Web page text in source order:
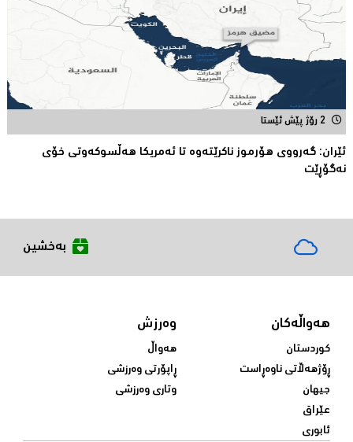
2 رۆژ پێش ئێستا
ئێران: گەرووی هۆرموز ناكرێتەوە تا ئەمریكا هەڵسوكەوتی خۆی
نەگۆڕێت
بەخشین
هەواڵەکان
کوردستان
ڕۆژهەڵاتی ناوەڕاست
جیهان
عێراق
ئابوری
وەرزش
هەواڵ
ڕاپۆرتی وەرزشی
وتاری وەرزشی